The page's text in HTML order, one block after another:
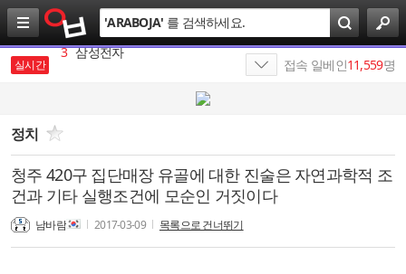
검
색
'ARABOJA' 를 검색하세요.
실시간
3 삼성전자
SK
6
7 SK네트웍스
8 최인근
9 SK이노베이션
접속 일베인11,559명
정치
청주 420구 집단매장 유골에 대한 진술은 자연과학적 조
건과 기타 실행조건에 모순인 거짓이다
남바람 2017-03-09 목록으로 건너뛰기